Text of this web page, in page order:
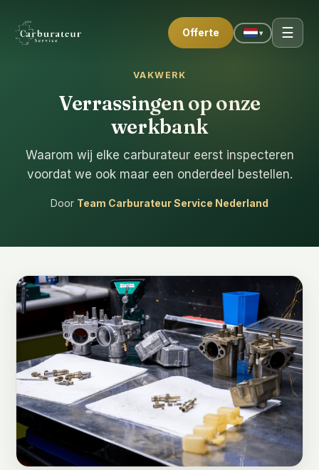
Offerte ▾ ☰
VAKWERK
Verrassingen op onze
werkbank
Waarom wij elke carburateur eerst inspecteren
voordat we ook maar een onderdeel bestellen.
Door Team Carburateur Service Nederland